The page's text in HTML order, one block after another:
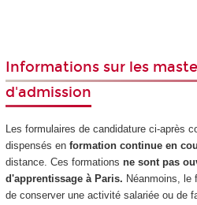
Informations sur les
d'admission
Les formulaires de candidature ci-après
dispensés en formation continue en
distance. Ces formations ne sont pas
d'apprentissage à Paris. Néanmoins, le
de conserver une activité salariée ou de